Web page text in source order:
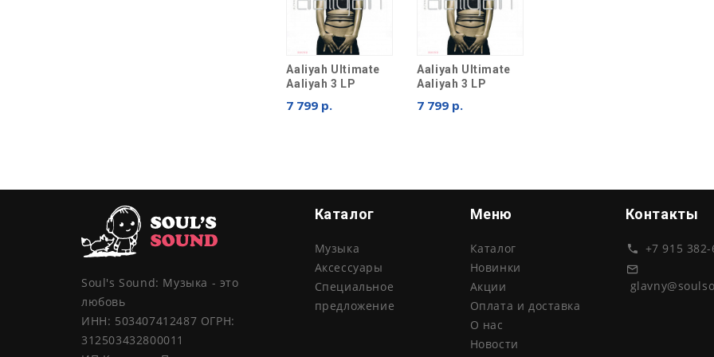
Aaliyah Ultimate
Aaliyah 3 LP
7 799 р.
Aaliyah Ultimate
Aaliyah 3 LP
7 799 р.
Soul's Sound: Музыка - это
любовь
ИНН: 503407412487 ОГРН:
312503432800011
Каталог
Музыка
Аксессуары
Специальное
предложение
Меню
Каталог
Новинки
Акции
Оплата и доставка
О нас
Новости
Контакты
+7 915 382-